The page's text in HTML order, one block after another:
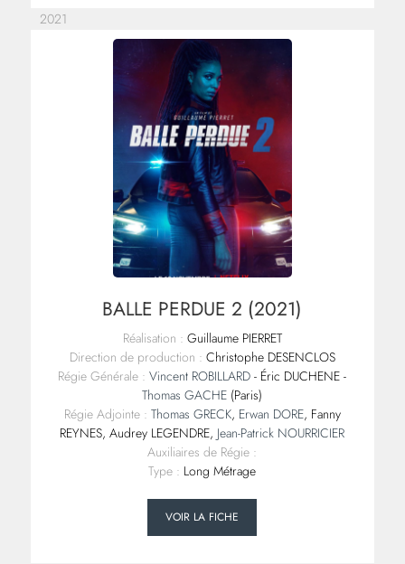
2021
BALLE PERDUE 2 (2021)
Réalisation : Guillaume PIERRET
Direction de production : Christophe DESENCLOS
Régie Générale : Vincent ROBILLARD - Éric DUCHENE -
Thomas GACHE (Paris)
Régie Adjointe : Thomas GRECK, Erwan DORE, Fanny
REYNES, Audrey LEGENDRE, Jean-Patrick NOURRICIER
Auxiliaires de Régie :
Type : Long Métrage
VOIR LA FICHE